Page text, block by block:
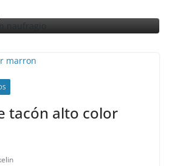
tacón alto color